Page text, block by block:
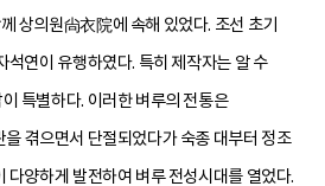
상의원尙衣院에 속해 있었다. 조선 초기
석연이 유행하였다. 특히 제작자는 알 수
특별하다. 이러한 벼루의 전통은
겪으면서 단절되었다가 숙종 대부터 정조
다양하게 발전하여 벼루 전성시대를 열었다.